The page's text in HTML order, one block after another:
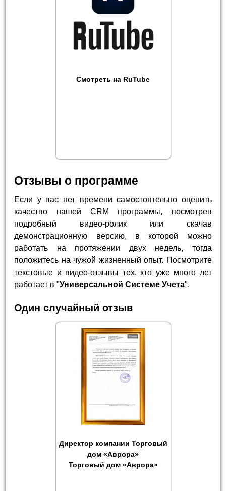
Смотреть на RuTube
Отзывы о программе
Если у вас нет времени самостоятельно оценить
качество нашей CRM программы, посмотрев
подробный видео-ролик или скачав
демонстрационную версию, в которой можно
работать на протяжении двух недель, тогда
положитесь на чужой жизненный опыт. Посмотрите
текстовые и видео-отзывы тех, кто уже много лет
работает в "Универсальной Системе Учета".
Один случайный отзыв
Директор компании Торговый
дом «Аврора»
Торговый дом «Аврора»